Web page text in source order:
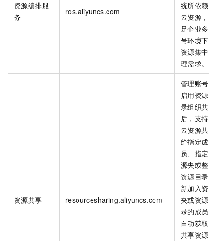
资源编排服
务
ros.aliyuncs.com
统所依赖的
云资源，满
足企业多账
号环境下的
资源集中管
理需求。
资源共享 resourcesharing.aliyuncs.com
管理账号在
启用资源目
录组织共享
后，支持将
云资源共享
给指定成
员、指定资
源夹或整个
资源目录。
新加入资源
夹或资源目
录的成员将
自动获取对
共享资源的